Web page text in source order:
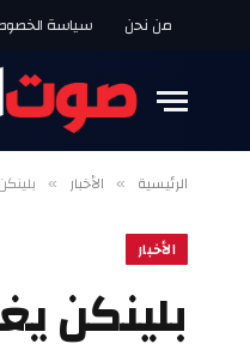
من نحن سياسة
الرئيسية » الأخبار »
الأخبار
بلينكن